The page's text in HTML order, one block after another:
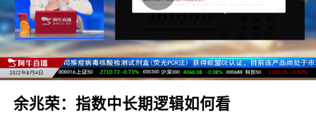
余兆荣：指数中长期逻辑如何看